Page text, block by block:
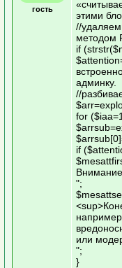
гость
этими
//
методом
if
админку.
//
for
if
";
или
";
}